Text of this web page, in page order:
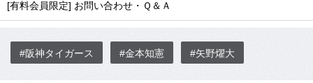
[有料会員限定] お問い合わせ・Ｑ＆Ａ
#阪神タイガース #金本知憲 #矢野燿大